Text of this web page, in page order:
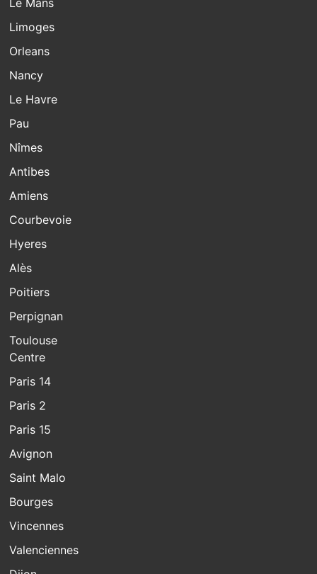
Limoges
Orleans
Nancy
Le Havre
Pau
Nîmes
Antibes
Amiens
Courbevoie
Hyeres
Alès
Poitiers
Perpignan
Toulouse
Centre
Paris 14
Paris 2
Paris 15
Avignon
Saint Malo
Bourges
Vincennes
Valenciennes